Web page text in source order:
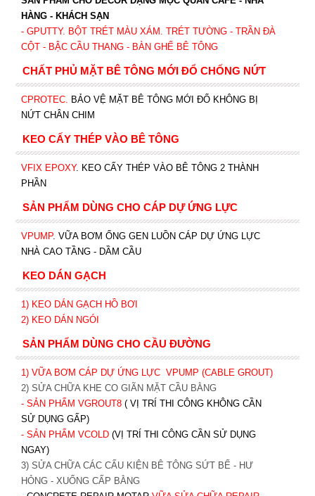
HÀNG - KHÁCH SẠN
- GPUTTY. BỘT TRÉT MÀU XÁM. TRÉT TƯỜNG - TRẦN ĐÀ
CỘT - BẬC CẦU THANG - BÀN GHẾ BÊ TÔNG
CHẤT PHỦ MẶT BÊ TÔNG MỚI ĐỔ CHỐNG NỨT
CPROTEC. BẢO VỆ MẶT BÊ TÔNG MỚI ĐỔ KHÔNG BỊ
NỨT CHÂN CHIM
KEO CẤY THÉP VÀO BÊ TÔNG
VFIX EPOXY. KEO CẤY THÉP VÀO BÊ TÔNG 2 THÀNH
PHẦN
SẢN PHẨM DÙNG CHO CÁP DỰ ỨNG LỰC
VPUMP. VỮA BƠM ỐNG GEN LUỒN CÁP DỰ ỨNG LỰC
NHÀ CAO TẦNG - DẦM CẦU
KEO DÁN GẠCH
1) KEO DÁN GẠCH HỒ BƠI
2) KEO DÁN NGÓI
SẢN PHẨM DÙNG CHO CẦU ĐƯỜNG
1) VỮA BƠM CÁP DỰ ỨNG LỰC VPUMP (CABLE GROUT)
2) SỬA CHỮA KHE CO GIÃN MẶT CẦU BẰNG
- SẢN PHẨM VGROUT8 ( VỊ TRÍ THI CÔNG KHÔNG CẦN
SỬ DỤNG GẤP)
- SẢN PHẨM VCOLD (VỊ TRÍ THI CÔNG CẦN SỬ DỤNG
NGAY)
3) SỬA CHỮA CÁC CẤU KIỆN BÊ TÔNG SỨT BỂ - HƯ
HỎNG - XUỐNG CẤP BẰNG